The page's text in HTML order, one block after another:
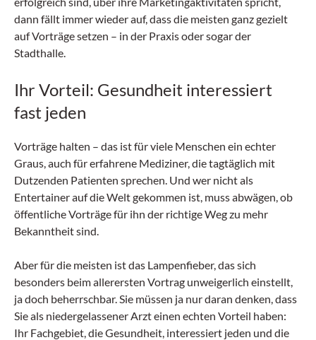
dann fällt immer wieder auf, dass die meisten ganz gezielt
auf Vorträge setzen – in der Praxis oder sogar der
Stadthalle.
Ihr Vorteil: Gesundheit interessiert
fast jeden
Vorträge halten – das ist für viele Menschen ein echter
Graus, auch für erfahrene Mediziner, die tagtäglich mit
Dutzenden Patienten sprechen. Und wer nicht als
Entertainer auf die Welt gekommen ist, muss abwägen, ob
öffentliche Vorträge für ihn der richtige Weg zu mehr
Bekanntheit sind.
Aber für die meisten ist das Lampenfieber, das sich
besonders beim allerersten Vortrag unweigerlich einstellt,
ja doch beherrschbar. Sie müssen ja nur daran denken, dass
Sie als niedergelassener Arzt einen echten Vorteil haben:
Ihr Fachgebiet, die Gesundheit, interessiert jeden und die